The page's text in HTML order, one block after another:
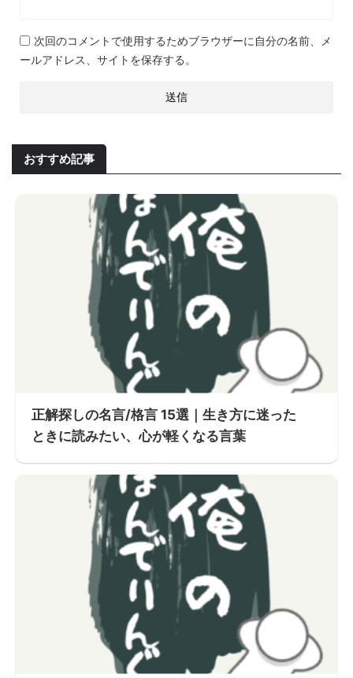
次回のコメントで使用するためブラウザーに自分の名前、メ
ールアドレス、サイトを保存する。
おすすめ記事
正解探しの名言/格言 15選｜生き方に迷った
ときに読みたい、心が軽くなる言葉